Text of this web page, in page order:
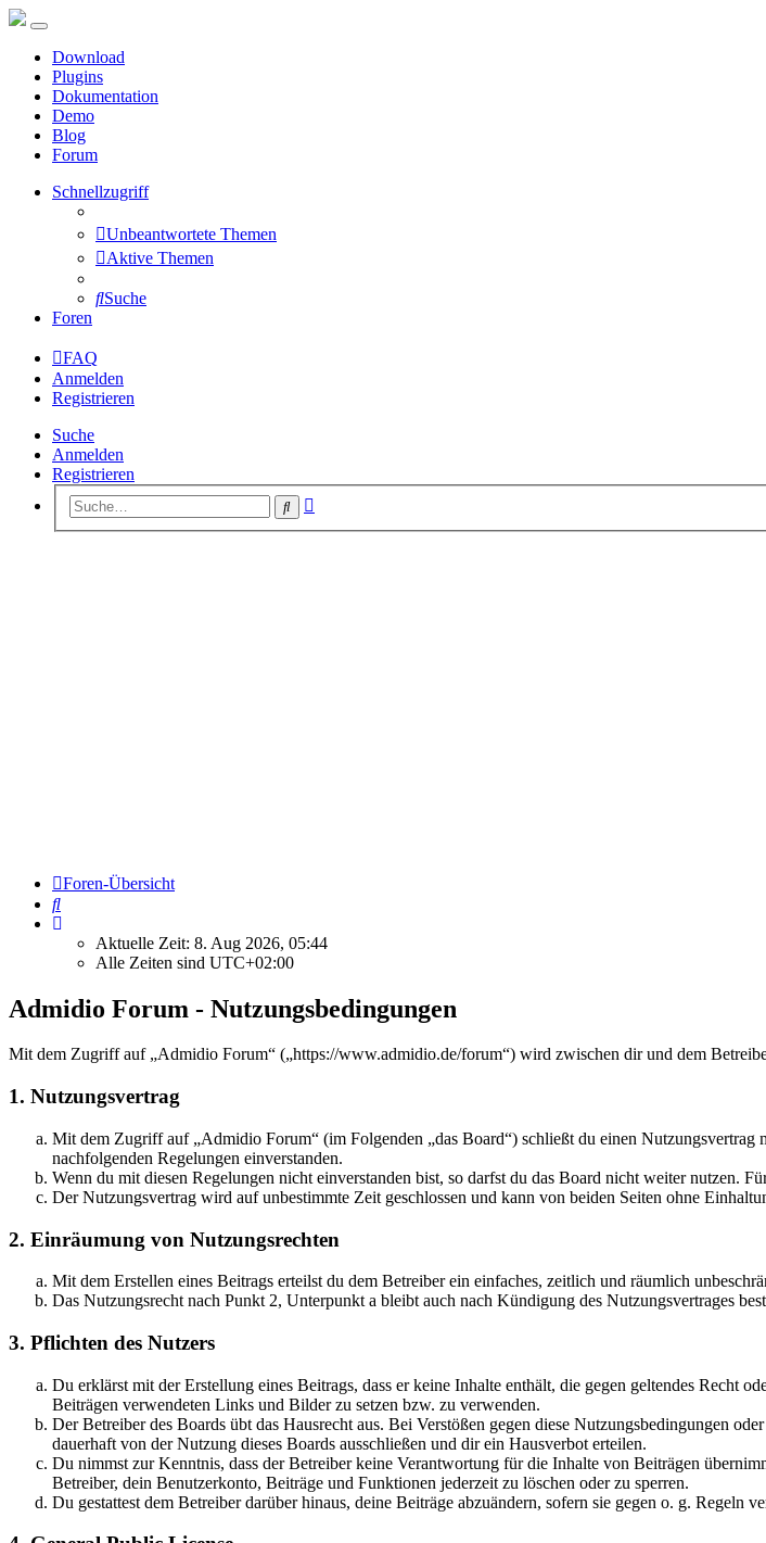
Download
Plugins
Dokumentation
Demo
Blog
Forum
Schnellzugriff
Unbeantwortete Themen
Aktive Themen
Suche
Foren
FAQ
Anmelden
Registrieren
Suche
Anmelden
Registrieren
Suche
Foren-Übersicht
Suche
Aktuelle Zeit: 8. Aug 2026, 05:44
Alle Zeiten sind UTC+02:00
Admidio Forum - Nutzungsbedingungen
Mit dem Zugriff auf „Admidio Forum“ („https://www.admidio.de/forum“) wird zwischen dir und dem
1. Nutzungsvertrag
Mit dem Zugriff auf „Admidio Forum“ (im Folgenden „das Board“) schließt du einen
nachfolgenden Regelungen einverstanden.
Wenn du mit diesen Regelungen nicht einverstanden bist, so darfst du das Board nicht weiter nutzen.
Der Nutzungsvertrag wird auf unbestimmte Zeit geschlossen und kann von beiden Seiten ohne
2. Einräumung von Nutzungsrechten
Mit dem Erstellen eines Beitrags erteilst du dem Betreiber ein einfaches, zeitlich und räumlich
Das Nutzungsrecht nach Punkt 2, Unterpunkt a bleibt auch nach Kündigung des Nutzungsvertrages
3. Pflichten des Nutzers
Du erklärst mit der Erstellung eines Beitrags, dass er keine Inhalte enthält, die gegen geltendes Recht
Beiträgen verwendeten Links und Bilder zu setzen bzw. zu verwenden.
Der Betreiber des Boards übt das Hausrecht aus. Bei Verstößen gegen diese Nutzungsbedingungen
dauerhaft von der Nutzung dieses Boards ausschließen und dir ein Hausverbot erteilen.
Du nimmst zur Kenntnis, dass der Betreiber keine Verantwortung für die Inhalte von Beiträgen
Betreiber, dein Benutzerkonto, Beiträge und Funktionen jederzeit zu löschen oder zu sperren.
Du gestattest dem Betreiber darüber hinaus, deine Beiträge abzuändern, sofern sie gegen o. g. Regeln